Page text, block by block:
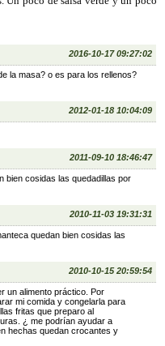
2016-10-17 09:27:02
la masa? o es para los rellenos?
2012-01-18 10:04:09
2011-09-10 18:46:47
bien cosidas las quedadillas por
2010-11-03 19:31:31
quedan bien cosidas las
2010-10-15 20:59:54
un alimento práctico. Por
mi comida y congelarla para
fritas que preparo al
¿ me podrían ayudar a
hechas quedan crocantes y